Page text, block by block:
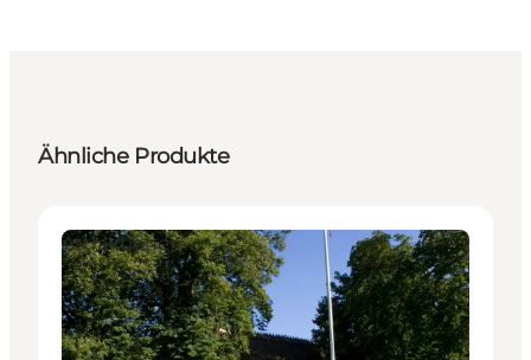
Ähnliche Produkte
Attraktionen